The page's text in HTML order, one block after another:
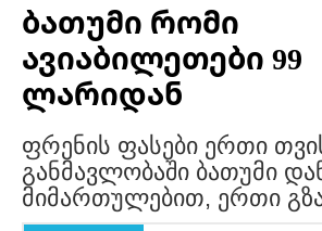
ბათუმი რომი
ავიაბილეთები 99
ლარიდან
ფრენის ფასები ერთი
განმავლობაში ბათუმი
მიმართულებით, ერთი